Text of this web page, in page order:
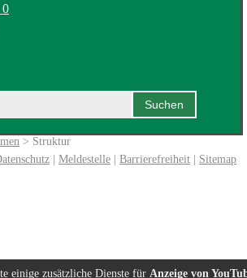
0
> Struktur
| Meldestelle | Barrierefreiheit | Sitemap
einige zusätzliche Dienste für Anzeige von